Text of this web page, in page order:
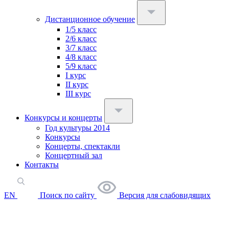
Дистанционное обучение
1/5 класс
2/6 класс
3/7 класс
4/8 класс
5/9 класс
I курс
II курс
III курс
Конкурсы и концерты
Год культуры 2014
Конкурсы
Концерты, спектакли
Концертный зал
Контакты
EN Поиск по сайту Версия для слабовидящих